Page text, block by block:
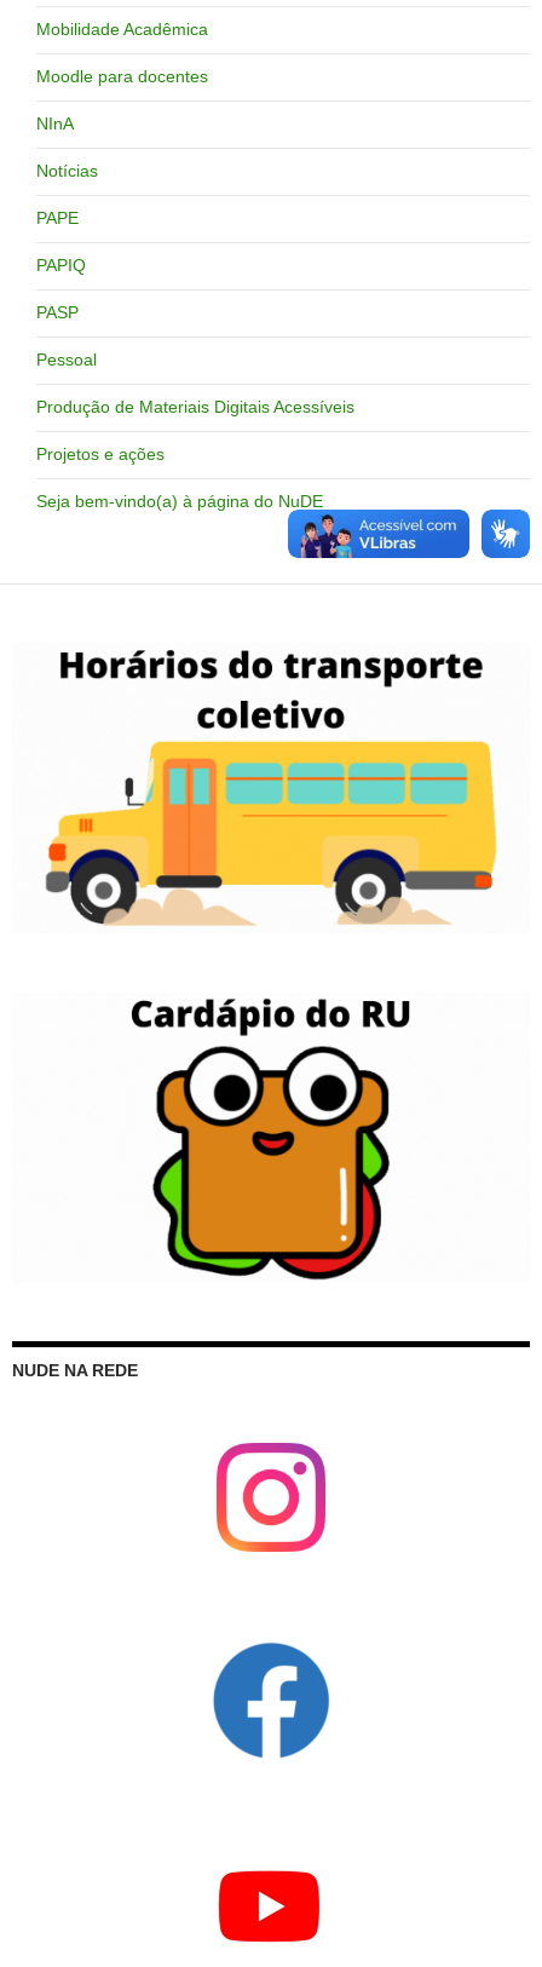
Mobilidade Acadêmica
Moodle para docentes
NInA
Notícias
PAPE
PAPIQ
PASP
Pessoal
Produção de Materiais Digitais Acessíveis
Projetos e ações
Seja bem-vindo(a) à página do NuDE
NUDE NA REDE